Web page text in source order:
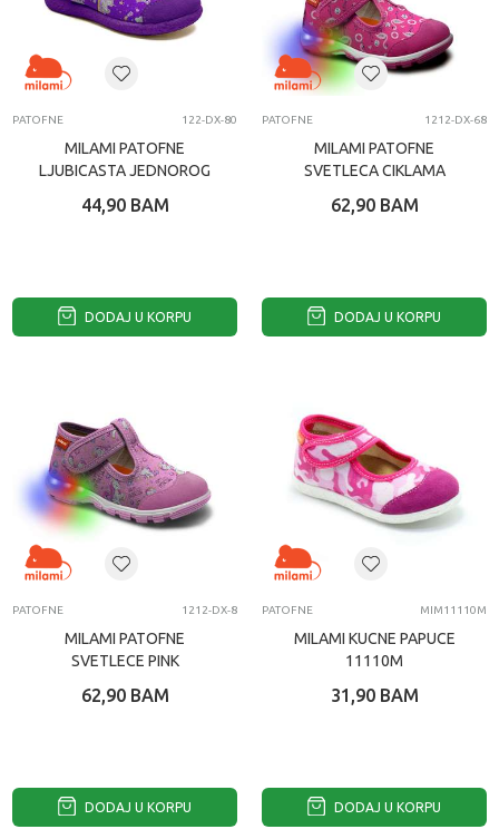
PATOFNE 122-DX-80
MILAMI PATOFNE
LJUBICASTA JEDNOROG
44,90 BAM
DODAJ U KORPU
PATOFNE 1212-DX-68
MILAMI PATOFNE
SVETLECA CIKLAMA
62,90 BAM
DODAJ U KORPU
PATOFNE 1212-DX-8
MILAMI PATOFNE
SVETLECE PINK
62,90 BAM
DODAJ U KORPU
PATOFNE MIM11110M
MILAMI KUCNE PAPUCE
11110M
31,90 BAM
DODAJ U KORPU